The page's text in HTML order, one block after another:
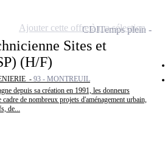
Sites et
(H/F)
- 93 - MONTREUIL
depuis sa création en 1991, les donneurs
de nombreux projets d'aménagement urbain,
de...
CDITemps plein
Ajouter cette offre à ma sélection